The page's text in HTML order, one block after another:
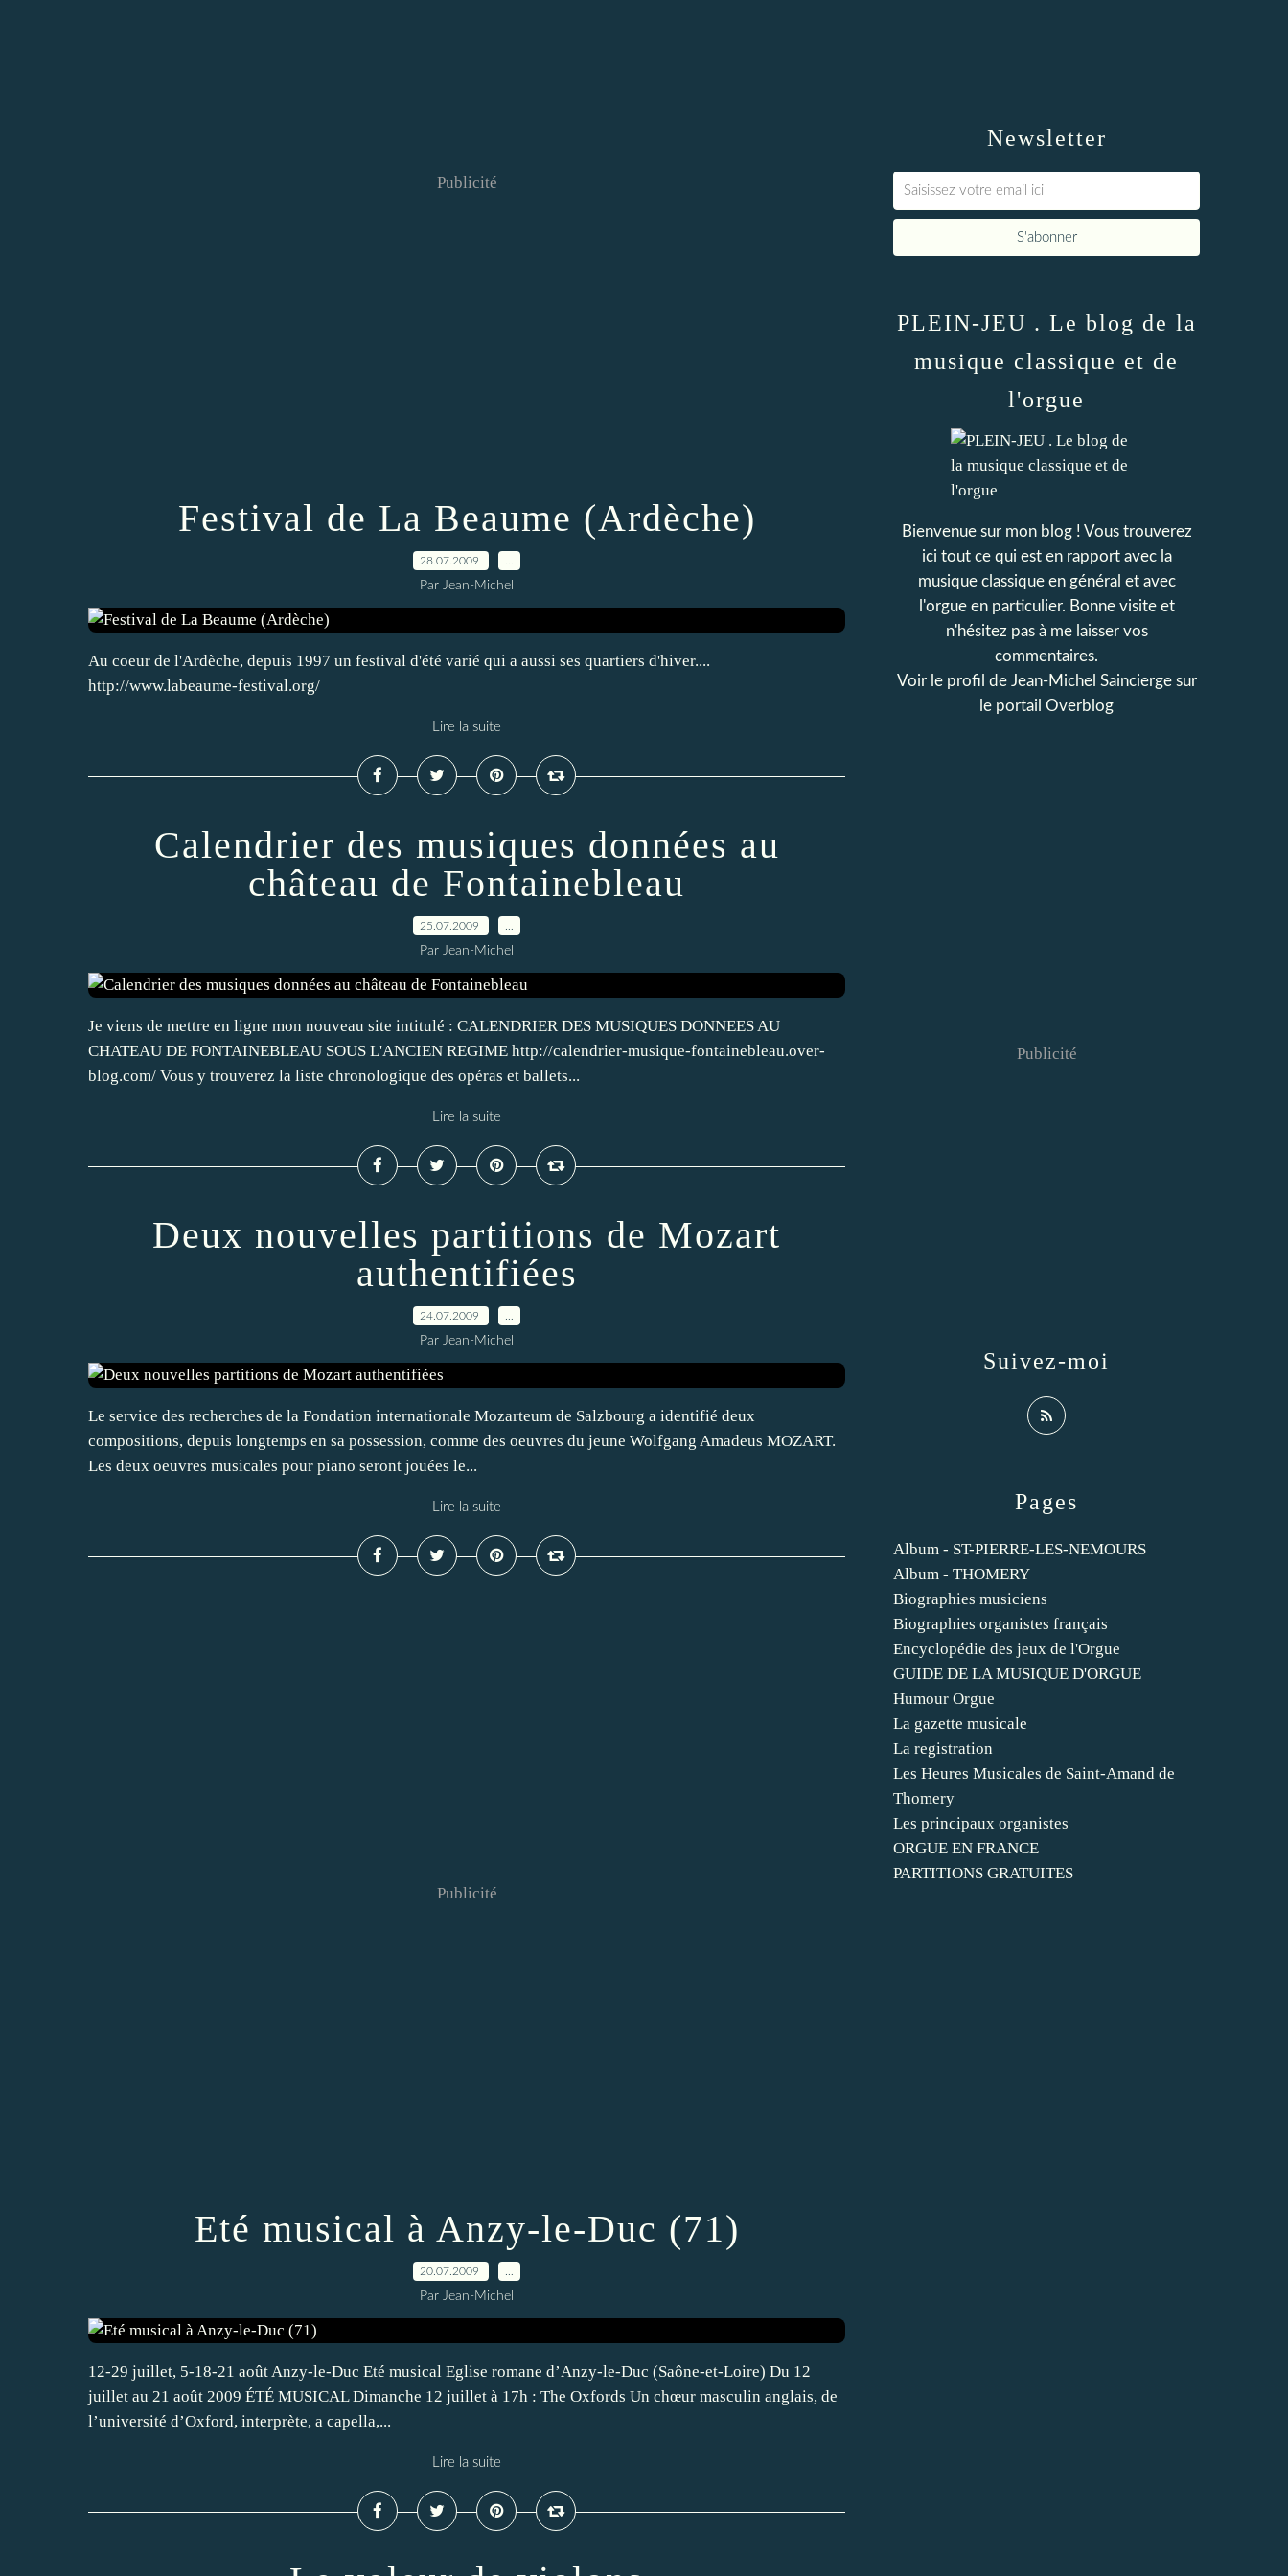
Publicité
Festival de La Beaume (Ardèche)
28.07.2009
Par Jean-Michel
Au coeur de l'Ardèche, depuis 1997 un festival d'été varié qui a aussi ses quartiers d'hiver....
http://www.labeaume-festival.org/
Lire la suite
Calendrier des musiques données au
château de Fontainebleau
25.07.2009
Par Jean-Michel
Je viens de mettre en ligne mon nouveau site intitulé : CALENDRIER DES MUSIQUES DONNEES AU
CHATEAU DE FONTAINEBLEAU SOUS L'ANCIEN REGIME http://calendrier-musique-fontainebleau.over-
blog.com/ Vous y trouverez la liste chronologique des opéras et ballets...
Lire la suite
Deux nouvelles partitions de Mozart
authentifiées
24.07.2009
Par Jean-Michel
Le service des recherches de la Fondation internationale Mozarteum de Salzbourg a identifié deux
compositions, depuis longtemps en sa possession, comme des oeuvres du jeune Wolfgang Amadeus MOZART.
Les deux oeuvres musicales pour piano seront jouées le...
Lire la suite
Publicité
Eté musical à Anzy-le-Duc (71)
20.07.2009
Par Jean-Michel
12-29 juillet, 5-18-21 août Anzy-le-Duc Eté musical Eglise romane d’Anzy-le-Duc (Saône-et-Loire) Du 12
juillet au 21 août 2009 ÉTÉ MUSICAL Dimanche 12 juillet à 17h : The Oxfords Un chœur masculin anglais, de
l’université d’Oxford, interprète, a capella,...
Lire la suite
Newsletter
Pages
Album - ST-PIERRE-LES-NEMOURS
Album - THOMERY
Biographies musiciens
Biographies organistes français
Encyclopédie des jeux de l'Orgue
GUIDE DE LA MUSIQUE D'ORGUE
Humour Orgue
La gazette musicale
La registration
Les Heures Musicales de Saint-Amand de
Thomery
Les principaux organistes
ORGUE EN FRANCE
PARTITIONS GRATUITES
PLEIN-JEU . Le blog de la
musique classique et de
l'orgue
Bienvenue sur mon blog ! Vous trouverez
ici tout ce qui est en rapport avec la
musique classique en général et avec
l'orgue en particulier. Bonne visite et
n'hésitez pas à me laisser vos
commentaires.
Voir le profil de Jean-Michel Sainciergesur
le portail Overblog
Suivez-moi
Publicité